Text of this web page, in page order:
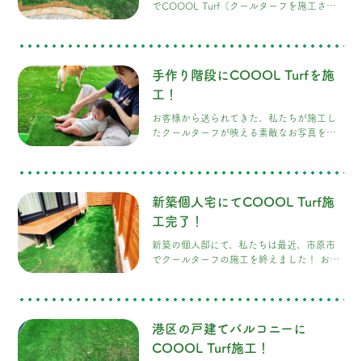
でCOOOL Turf（クールターフを施工させ
年、施工が完成しました。 こだわりが詰ま
が随所に見られました。
手作り階段にCOOOL Turfを施
工！
お客様から送られてきた、私たちが施工し
たクールターフが映える素敵なお写真をい
へ出るのに少し高さがあるとのことで、お
ッキへの導線としてクールターフをご提案
させていただきました！ そして、そのアイ
も良かったです！
新築個人宅にてCOOOL Turf施
工完了！
新築の個人邸にて、私たちは最近、市原市
でクールターフの施工を終えました！ お客
することができました！
港区の戸建てバルコニーに
COOOL Turf施工！